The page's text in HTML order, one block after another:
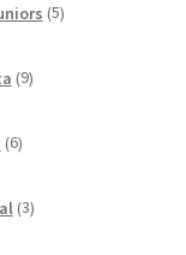
5izdelkov
9izdelkov
6izdelkov
3izdelki